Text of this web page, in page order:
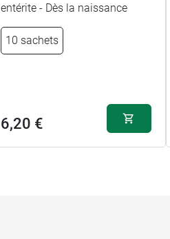
entérite - Dès la naissance
10 sachets
6,20 €